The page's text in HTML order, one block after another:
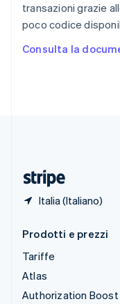
transazioni grazie
poco codice
Consulta la
Italia (Italiano)
Spagna
EspañolEnglish
English Español简
Prodotti e prezzi
Tariffe
Atlas
Authorization Boost